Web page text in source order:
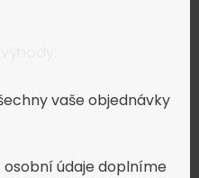
vaše objednávky
osobní údaje doplníme